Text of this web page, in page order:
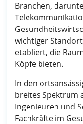
Branchen,
wichtiger
etabliert, die
Köpfe bieten.
In den
breites Spektrum
Ingenieuren und
Fachkräfte im